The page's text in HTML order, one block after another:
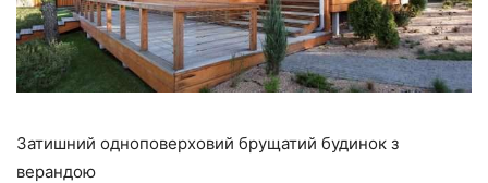
Затишний одноповерховий брущатий будинок з
верандою